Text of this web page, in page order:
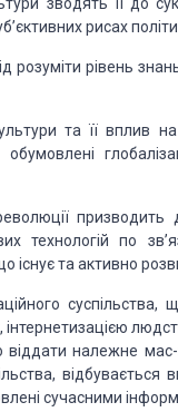
рисах
розуміти рівень
та її вплив на
обумовлені
призводить
технологій по
існує та активно
суспільства,
інтернетизацією
віддати належне мас-
сучасними